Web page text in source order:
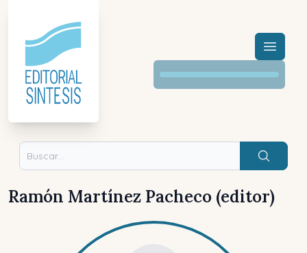
Menú
Buscar
Ramón Martínez Pacheco (editor)